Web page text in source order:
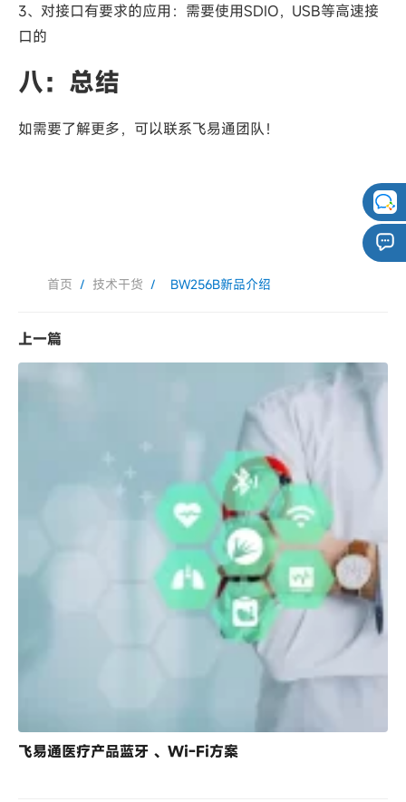
3、对接口有要求的应用：需要使用SDIO，USB等高速接
口的
八：总结
如需要了解更多，可以联系飞易通团队！
首页 / 技术干货 / BW256B新品介绍
上一篇
飞易通医疗产品蓝牙 、Wi-Fi方案